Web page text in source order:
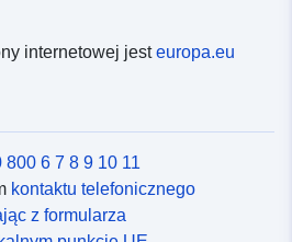
internetowej jesteuropa.eu
800 6 7 8 9 10 11
kontaktu telefonicznego
z formularza